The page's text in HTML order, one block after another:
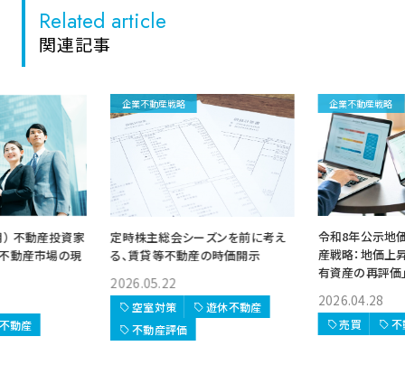
Related article
関連記事
不動産投資家
動産市場の現
動産
企業不動産戦略
定時株主総会シーズンを前に考え
る、賃貸等不動産の時価開示
2026.05.22
空室対策
遊休不動産
不動産評価
企業不動産戦略
令和8年公示地
産戦略：地価上
有資産の再評価
2026.04.28
売買 不